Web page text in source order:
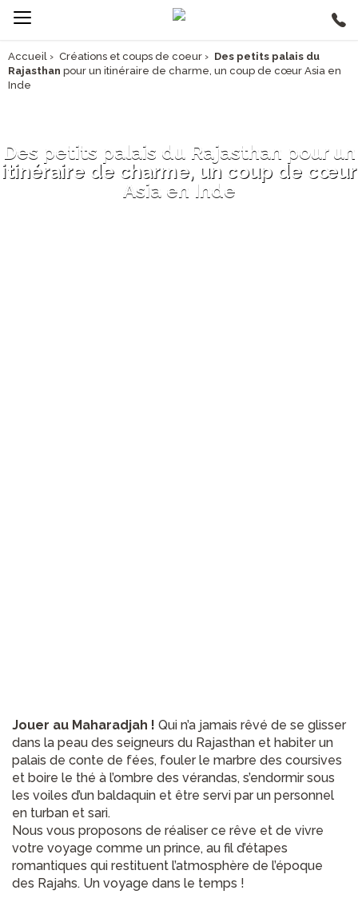
Accueil › Créations et coups de coeur › Des petits palais du
Rajasthan pour un itinéraire de charme, un coup de cœur Asia en
Inde
Des petits palais du Rajasthan pour un
itinéraire de charme, un coup de cœur
Asia en Inde
Jouer au Maharadjah ! Qui n’a jamais rêvé de se glisser
dans la peau des seigneurs du Rajasthan et habiter un
palais de conte de fées, fouler le marbre des coursives
et boire le thé à l’ombre des vérandas, s’endormir sous
les voiles d’un baldaquin et être servi par un personnel
en turban et sari.
Nous vous proposons de réaliser ce rêve et de vivre
votre voyage comme un prince, au fil d’étapes
romantiques qui restituent l’atmosphère de l’époque
des Rajahs. Un voyage dans le temps !